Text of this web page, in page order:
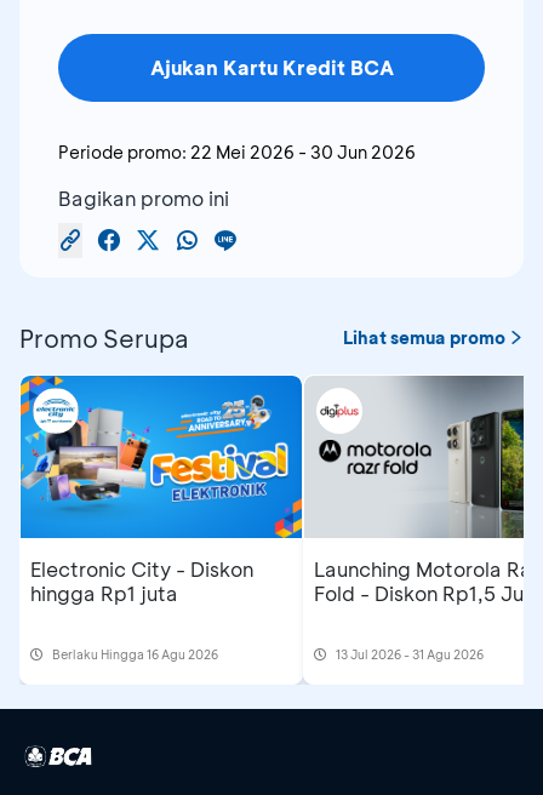
Ajukan Kartu Kredit BCA
Periode promo: 22 Mei 2026 - 30 Jun 2026
Bagikan promo ini
Promo Serupa Lihat semua promo
Electronic City - Diskon
hingga Rp1 juta
Berlaku Hingga 16 Agu 2026
Launching Motorola
Fold - Diskon Rp1,5 Juta
13 Jul 2026 - 31 Agu 2026